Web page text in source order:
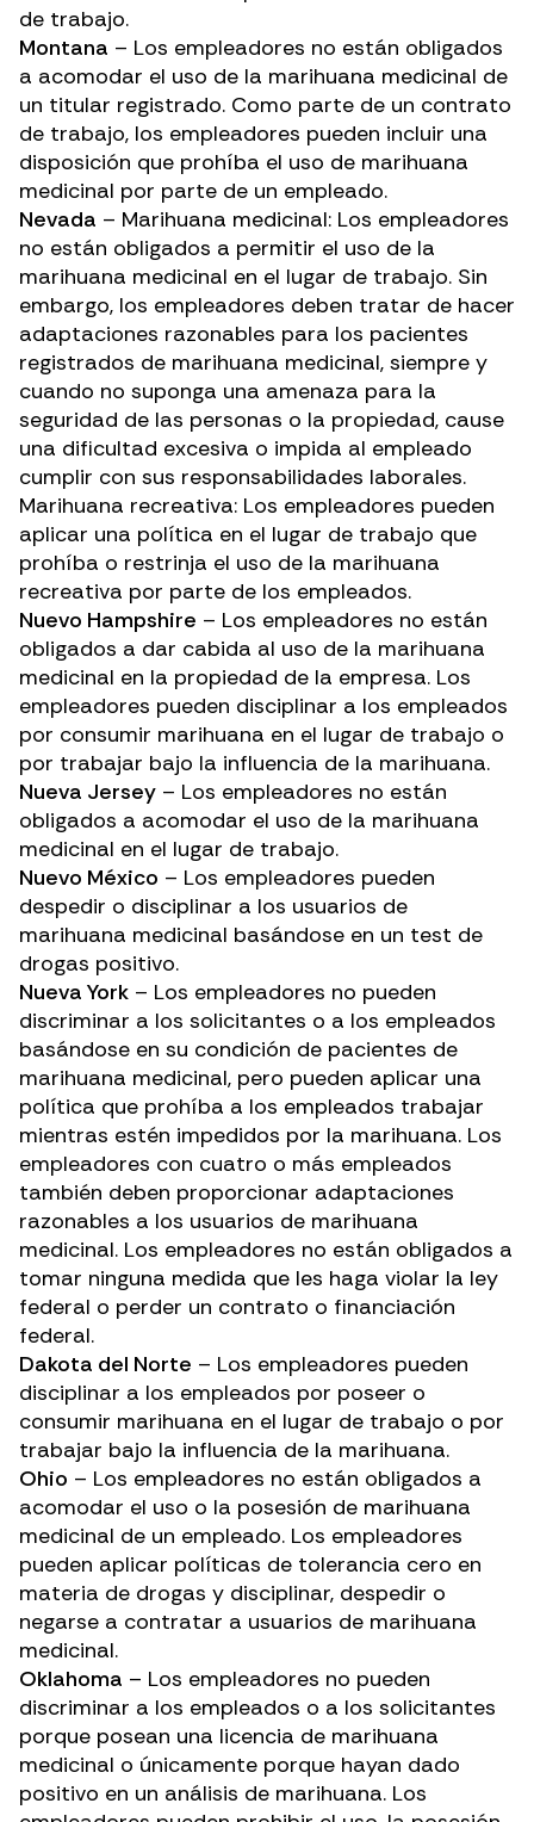
de trabajo.
Montana – Los empleadores no están obligados
a acomodar el uso de la marihuana medicinal de
un titular registrado. Como parte de un contrato
de trabajo, los empleadores pueden incluir una
disposición que prohíba el uso de marihuana
medicinal por parte de un empleado.
Nevada – Marihuana medicinal: Los empleadores
no están obligados a permitir el uso de la
marihuana medicinal en el lugar de trabajo. Sin
embargo, los empleadores deben tratar de hacer
adaptaciones razonables para los pacientes
registrados de marihuana medicinal, siempre y
cuando no suponga una amenaza para la
seguridad de las personas o la propiedad, cause
una dificultad excesiva o impida al empleado
cumplir con sus responsabilidades laborales.
Marihuana recreativa: Los empleadores pueden
aplicar una política en el lugar de trabajo que
prohíba o restrinja el uso de la marihuana
recreativa por parte de los empleados.
Nuevo Hampshire – Los empleadores no están
obligados a dar cabida al uso de la marihuana
medicinal en la propiedad de la empresa. Los
empleadores pueden disciplinar a los empleados
por consumir marihuana en el lugar de trabajo o
por trabajar bajo la influencia de la marihuana.
Nueva Jersey – Los empleadores no están
obligados a acomodar el uso de la marihuana
medicinal en el lugar de trabajo.
Nuevo México – Los empleadores pueden
despedir o disciplinar a los usuarios de
marihuana medicinal basándose en un test de
drogas positivo.
Nueva York – Los empleadores no pueden
discriminar a los solicitantes o a los empleados
basándose en su condición de pacientes de
marihuana medicinal, pero pueden aplicar una
política que prohíba a los empleados trabajar
mientras estén impedidos por la marihuana. Los
empleadores con cuatro o más empleados
también deben proporcionar adaptaciones
razonables a los usuarios de marihuana
medicinal. Los empleadores no están obligados a
tomar ninguna medida que les haga violar la ley
federal o perder un contrato o financiación
federal.
Dakota del Norte – Los empleadores pueden
disciplinar a los empleados por poseer o
consumir marihuana en el lugar de trabajo o por
trabajar bajo la influencia de la marihuana.
Ohio – Los empleadores no están obligados a
acomodar el uso o la posesión de marihuana
medicinal de un empleado. Los empleadores
pueden aplicar políticas de tolerancia cero en
materia de drogas y disciplinar, despedir o
negarse a contratar a usuarios de marihuana
medicinal.
Oklahoma – Los empleadores no pueden
discriminar a los empleados o a los solicitantes
porque posean una licencia de marihuana
medicinal o únicamente porque hayan dado
positivo en un análisis de marihuana. Los